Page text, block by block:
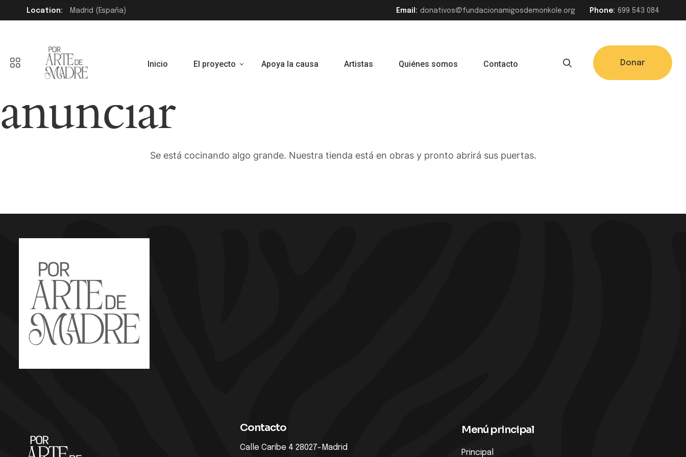
Location: Madrid (España) Email: donativos@fundacionamigosdemonkole.org Phone: 699 543 084
Inicio El proyecto Apoya la causa Artistas Quiénes somos Contacto Donar
Tenemos grandes proyectos por
anunciar
Se está cocinando algo grande. Nuestra tienda está en obras y pronto abrirá sus puertas.
Contacto
Calle Caribe 4 28027-Madrid
Menú principal
Principal